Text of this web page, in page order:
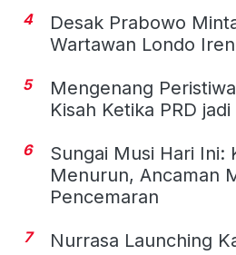
4
Desak Prabowo
Wartawan Londo
5
Mengenang
Kisah Ketika PRD
6
Sungai Musi Hari Ini:
Menurun, Ancaman
Pencemaran
7
Nurrasa Launching